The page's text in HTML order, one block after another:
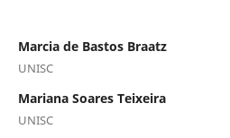
Marcia de Bastos Braatz
UNISC
Mariana Soares Teixeira
UNISC